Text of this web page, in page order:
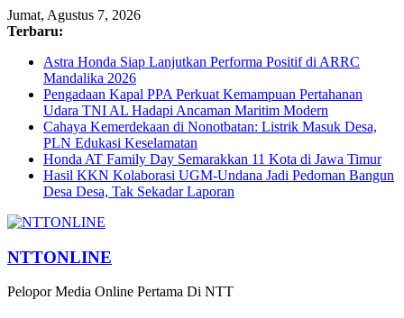
Jumat, Agustus 7, 2026
Terbaru:
Astra Honda Siap Lanjutkan Performa Positif di ARRC
Mandalika 2026
Pengadaan Kapal PPA Perkuat Kemampuan Pertahanan
Udara TNI AL Hadapi Ancaman Maritim Modern
Cahaya Kemerdekaan di Nonotbatan: Listrik Masuk Desa,
PLN Edukasi Keselamatan
Honda AT Family Day Semarakkan 11 Kota di Jawa Timur
Hasil KKN Kolaborasi UGM-Undana Jadi Pedoman Bangun
Desa Desa, Tak Sekadar Laporan
NTTONLINE
Pelopor Media Online Pertama Di NTT